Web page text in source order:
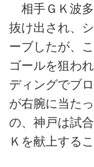
相手ＧＫ波多
抜け出され、
ーブしたが、
ゴールを狙わ
ディングでブ
が右腕に当た
の、神戸は試
Ｋを献上する